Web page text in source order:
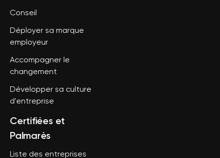
Conseil
Déployer sa marque
employeur
Accompagner le
changement
Développer sa culture
d'entreprise
Certifiées et
Palmarès
Liste des entreprises